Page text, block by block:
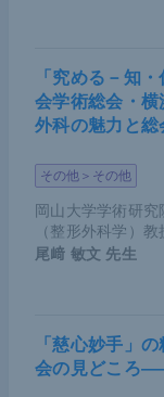
「究める－知
会学術総会・
外科の魅力と総
その他＞その他
岡山大学学術研
（整形外科学）教
尾﨑 敏文 先生
「慈心妙手」
会の見どころ